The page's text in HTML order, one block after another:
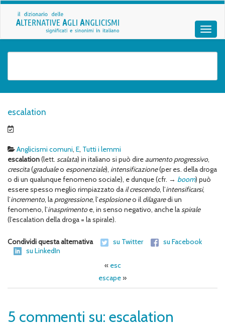
escalation
Anglicismi comuni, E, Tutti i lemmi
escalation(lett. scalata) in italiano si può direaumento progressivo,
crescita(gradualeo esponenziale), intensificazione(per es. della droga
o di un qualunque fenomeno sociale), e dunque (cfr. → boom) può
essere spesso meglio rimpiazzato da il crescendo, l’intensificarsi,
l’incremento, la progressione, l’esplosioneo il dilagaredi un
fenomeno, l’inasprimentoe, in senso negativo, anche laspirale
(l’escalation della droga = la spirale).
Condividi questa alternativa su Twitter
su Facebook
su LinkedIn
« esc
escape»
5 commenti su: escalation